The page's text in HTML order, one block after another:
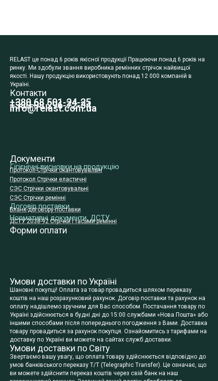
RELAST це понад 6 років якісної продукції Працюючи понад 6 років на
ринку. Ми здобули звання виробника ремінних стрічок найвищої
якості. Нашу продукцію використовують понад 12 000 компаній в
Україні.
Контакти
+380 68 501-24-25
+380 98 296-72-34
info@relast.com.ua
Документи
Гігієнічні висновки на продукцію
Протокол-Стрічки окантовувальні
Протокол Стрічки еластичні
СЭС Стрічки окантовувальні
СЭС Стрічки ремінні
Договір поставки
Бланк-договору-поставки
Нормативні документи, ДСТУ
ДСТУ 2038-92 Стрічки і тасьми ремінні
Форми оплати
Умови доставки по Україні
Шановні покупці! Оплата за товар провадиться шляхом переказу
коштів на наш розрахунковий рахунок. Договір поставки та рахунок на
оплату надішлемо зручним для Вас способом. Постачання товару по
Україні здійснюється в будні дні до 15:00 службами «Нова Пошта» або
іншими способами після попереднього погодження з Вами. Доставка
товару провадиться за рахунок покупця. Ознайомитись з тарифами на
доставку по Україні ви можете на сайтах служб доставки.
Умови доставки по Світу
Звертаємо вашу увагу, що оплата товару здійснюється відповідно до
умов банківського переказу T/T (Telegraphic Transfer). Це означає, що
ви можете здійснити переказ коштів через свій банк на наш